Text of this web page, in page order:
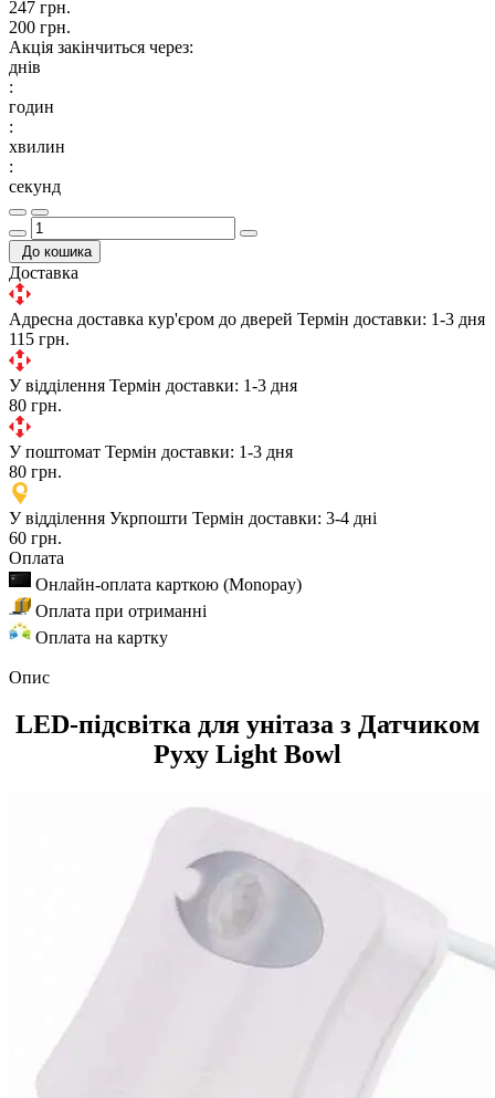
247 грн.
200 грн.
Акція закінчиться через:
днів
:
годин
:
хвилин
:
секунд
До кошика
Доставка
Адресна доставка кур'єром до дверей Термін доставки: 1-3 дня
115 грн.
У відділення Термін доставки: 1-3 дня
80 грн.
У поштомат Термін доставки: 1-3 дня
80 грн.
У відділення Укрпошти Термін доставки: 3-4 дні
60 грн.
Оплата
Онлайн-оплата карткою (Monopay)
Оплата при отриманні
Оплата на картку
Опис
LED-підсвітка для унітаза з Датчиком
Руху Light Bowl